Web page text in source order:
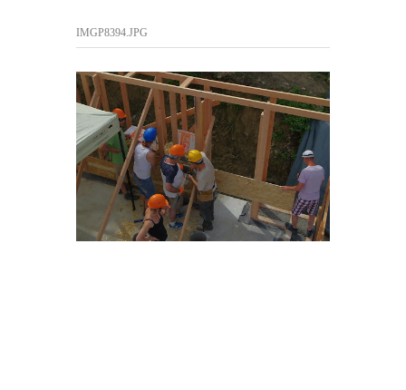
IMGP8394.JPG